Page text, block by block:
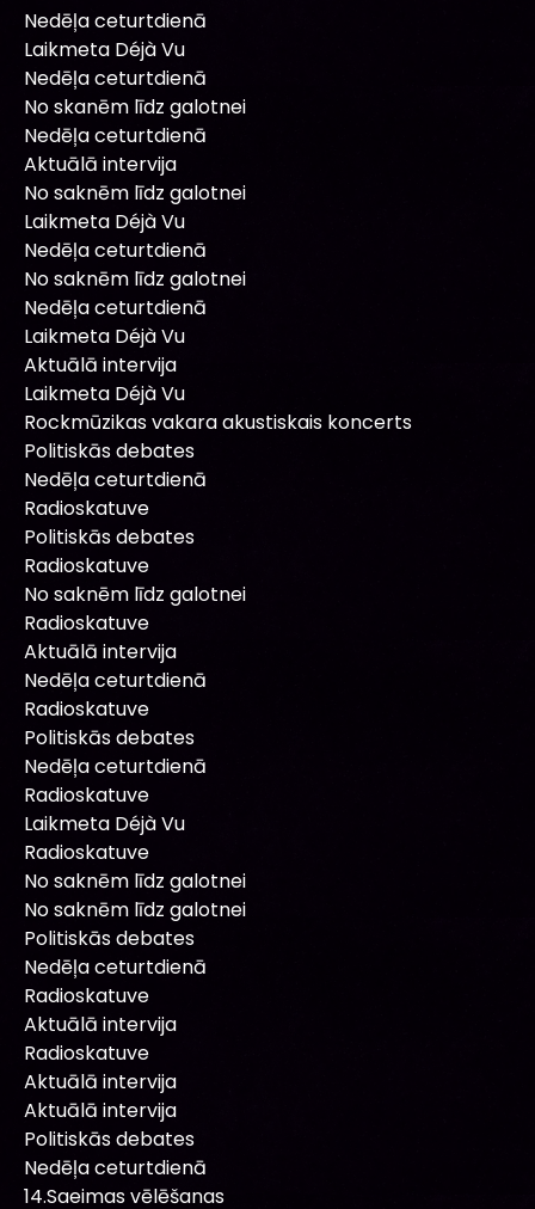
Nedēļa ceturtdienā
Laikmeta Déjà Vu
Nedēļa ceturtdienā
No skanēm līdz galotnei
Nedēļa ceturtdienā
Aktuālā intervija
No saknēm līdz galotnei
Laikmeta Déjà Vu
Nedēļa ceturtdienā
No saknēm līdz galotnei
Nedēļa ceturtdienā
Laikmeta Déjà Vu
Aktuālā intervija
Laikmeta Déjà Vu
Rockmūzikas vakara akustiskais koncerts
Politiskās debates
Nedēļa ceturtdienā
Radioskatuve
Politiskās debates
Radioskatuve
No saknēm līdz galotnei
Radioskatuve
Aktuālā intervija
Nedēļa ceturtdienā
Radioskatuve
Politiskās debates
Nedēļa ceturtdienā
Radioskatuve
Laikmeta Déjà Vu
Radioskatuve
No saknēm līdz galotnei
No saknēm līdz galotnei
Politiskās debates
Nedēļa ceturtdienā
Radioskatuve
Aktuālā intervija
Radioskatuve
Aktuālā intervija
Aktuālā intervija
Politiskās debates
Nedēļa ceturtdienā
14.Saeimas vēlēšanas